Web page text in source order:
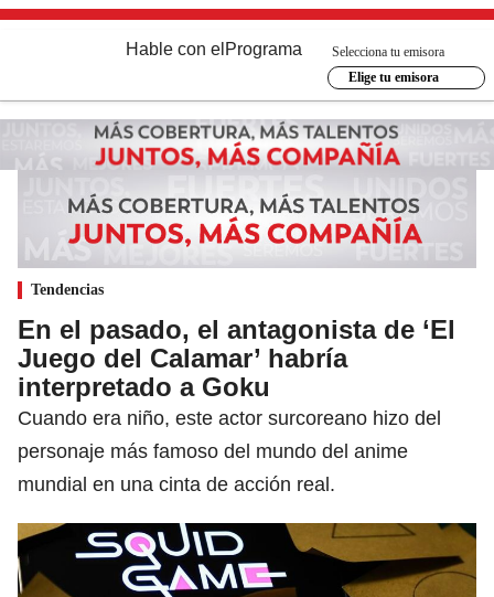
Hable con el Programa
Selecciona tu emisora
Elige tu emisora
Tendencias
En el pasado, el antagonista de ‘El
Juego del Calamar’ habría
interpretado a Goku
Cuando era niño, este actor surcoreano hizo del
personaje más famoso del mundo del anime
mundial en una cinta de acción real.